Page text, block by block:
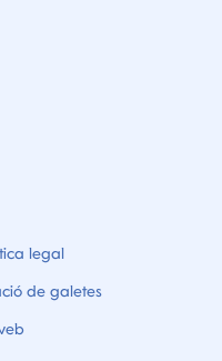
legal
de galetes